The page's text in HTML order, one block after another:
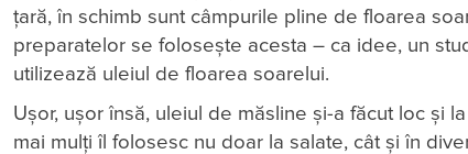
țară, în schimb sunt câmpurile pline de floarea
preparatelor se folosește acesta – ca idee, un
utilizează uleiul de floarea soarelui.
Ușor, ușor însă, uleiul de măsline și-a făcut loc și
mai mulți îl folosesc nu doar la salate, cât și în